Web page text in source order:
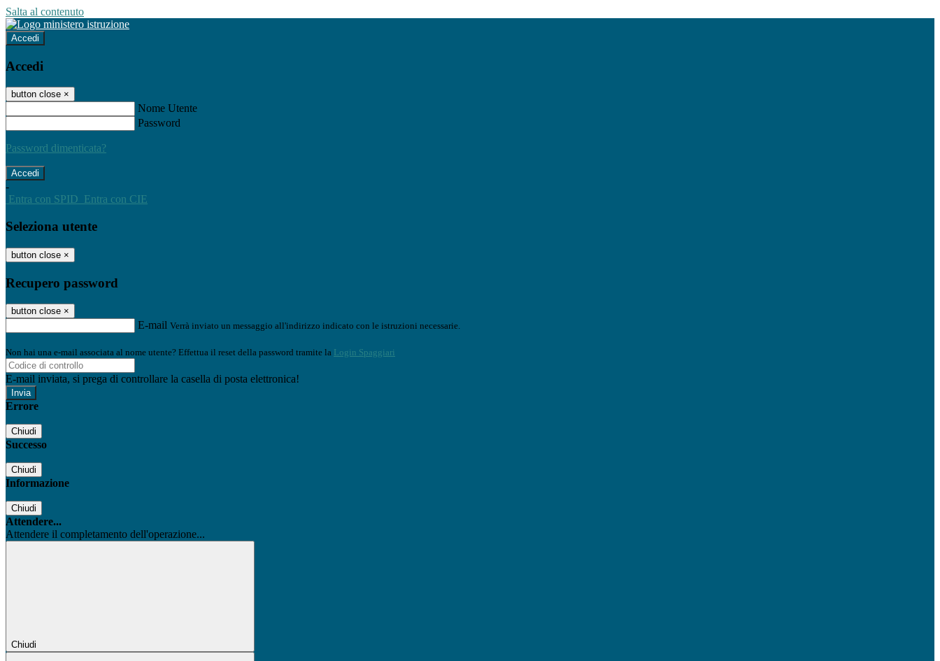
Salta al contenuto
Accedi
Accedi
button close ×
Nome Utente
Password
Password dimenticata?
-
Entra con SPID Entra con CIE
Seleziona utente
button close ×
Recupero password
button close ×
E-mail Verrà inviato un messaggio all'indirizzo indicato con le istruzioni necessarie.
Non hai una e-mail associata al nome utente? Effettua il reset della password tramite la Login Spaggiari
E-mail inviata, si prega di controllare la casella di posta elettronica!
Errore
Chiudi
Successo
Chiudi
Informazione
Chiudi
Attendere...
Attendere il completamento dell'operazione...
Chiudi